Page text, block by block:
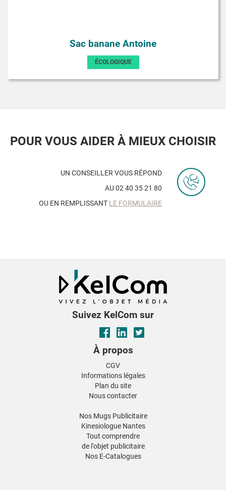
Sac banane Antoine
ÉCOLOGIQUE
POUR VOUS AIDER À MIEUX CHOISIR
UN CONSEILLER VOUS RÉPOND
AU 02 40 35 21 80
OU EN REMPLISSANT LE FORMULAIRE
Suivez KelCom sur
À propos
CGV
Informations légales
Plan du site
Nous contacter
Nos Mugs Publicitaire
Kinesiologue Nantes
Tout comprendre
de l'objet publicitaire
Nos E-Catalogues